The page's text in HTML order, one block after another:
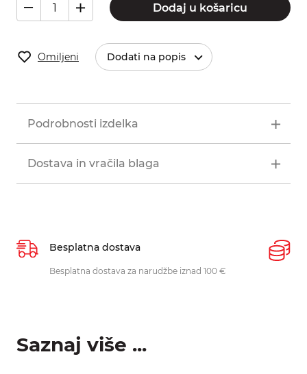
Dodaj u košaricu
Omiljeni Dodati na popis
Podrobnosti izdelka
Dostava in vračila blaga
Besplatna dostava
Besplatna dostava za narudžbe iznad 100 €
Saznaj više ...